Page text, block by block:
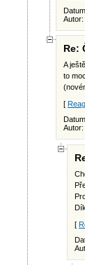
Autor:
Re:
A
to
[
Autor:
[